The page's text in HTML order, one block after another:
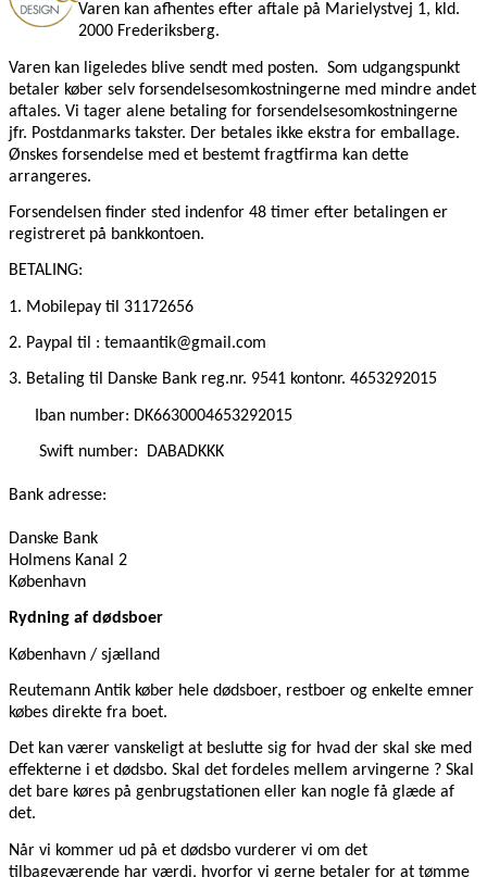
Varen kan afhentes efter aftale på Marielystvej 1, kld.
2000 Frederiksberg.
Varen kan ligeledes blive sendt med posten. Som udgangspunkt
betaler køber selv forsendelsesomkostningerne med mindre andet
aftales. Vi tager alene betaling for forsendelsesomkostningerne
jfr. Postdanmarks takster. Der betales ikke ekstra for emballage.
Ønskes forsendelse med et bestemt fragtfirma kan dette
arrangeres.
Forsendelsen finder sted indenfor 48 timer efter betalingen er
registreret på bankkontoen.
BETALING:
1. Mobilepay til 31172656
2. Paypal til : temaantik@gmail.com
3. Betaling til Danske Bank reg.nr. 9541 kontonr. 4653292015
Iban number: DK6630004653292015
Swift number: DABADKKK
Bank adresse:
Danske Bank
Holmens Kanal 2
København
Rydning af dødsboer
København / sjælland
Reutemann Antik køber hele dødsboer, restboer og enkelte emner
købes direkte fra boet.
Det kan værer vanskeligt at beslutte sig for hvad der skal ske med
effekterne i et dødsbo. Skal det fordeles mellem arvingerne ? Skal
det bare køres på genbrugstationen eller kan nogle få glæde af
det.
Når vi kommer ud på et dødsbo vurderer vi om det
tilbageværende har værdi, hvorfor vi gerne betaler for at tømme